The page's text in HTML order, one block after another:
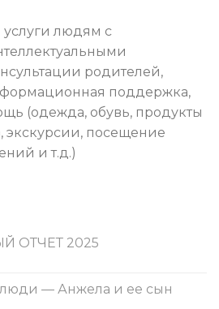
людям с
родителей,
поддержка,
(одежда, обувь, продукты
экскурсии, посещение
и т.д.)
ОТЧЕТ 2025
— Анжела и ее сын